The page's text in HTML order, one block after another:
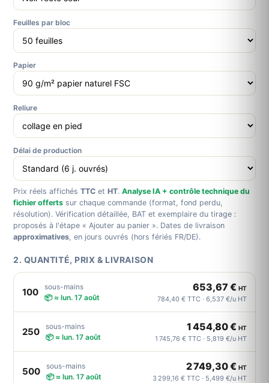
Feuilles par bloc
Papier
Reliure
Délai de production
Prix réels affichés TTC et HT. Analyse IA + contrôle technique du
fichier offerts sur chaque commande (format, fond perdu,
résolution). Vérification détaillée, BAT et exemplaire du tirage :
proposés à l'étape « Ajouter au panier ». Dates de livraison
approximatives, en jours ouvrés (hors fériés FR/DE).
2. QUANTITÉ, PRIX & LIVRAISON
100
sous-mains
📦 ≈ lun. 17 août
653,67 € HT
784,40 € TTC · 6,537 €/u HT
250
sous-mains
📦 ≈ lun. 17 août
1 454,80 € HT
1 745,76 € TTC · 5,819 €/u HT
500
sous-mains
📦 ≈ lun. 17 août
2 749,30 € HT
3 299,16 € TTC · 5,499 €/u HT